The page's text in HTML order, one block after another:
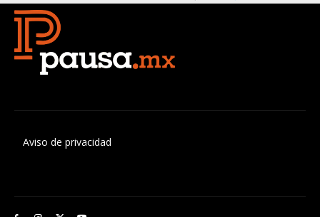
Aviso de privacidad